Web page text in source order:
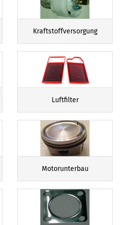
Kraftstoffversorgung
Luftfilter
Motorunterbau